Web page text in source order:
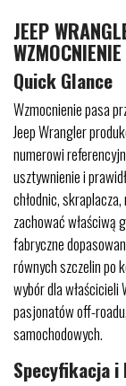
JEEP
Quick Glance
Wzmocnienie pasa
Jeep Wrangler
numerowi
usztywnienie i
chłodnic,
zachować właściwą
fabryczne
równych szczelin po
wybór dla
pasjonatów off-
samochodowych.
Specyfikacja